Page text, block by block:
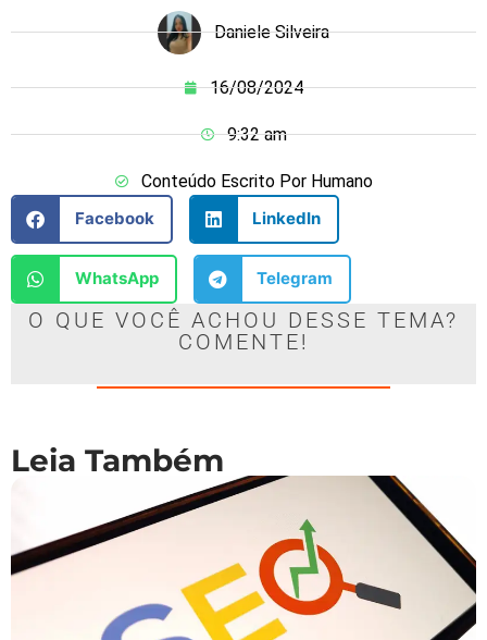
Daniele Silveira
16/08/2024
9:32 am
Conteúdo Escrito Por Humano
Facebook
LinkedIn
WhatsApp Telegram
O QUE VOCÊ ACHOU DESSE TEMA?
COMENTE!
Leia Também